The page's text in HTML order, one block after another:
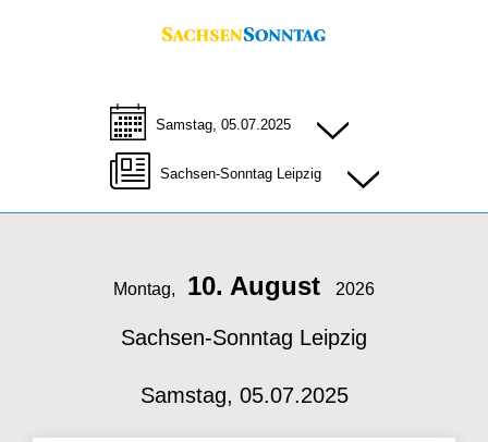
Samstag, 05.07.2025
Sachsen-Sonntag Leipzig
Montag, 10. August 2026
Sachsen-Sonntag Leipzig
Samstag, 05.07.2025